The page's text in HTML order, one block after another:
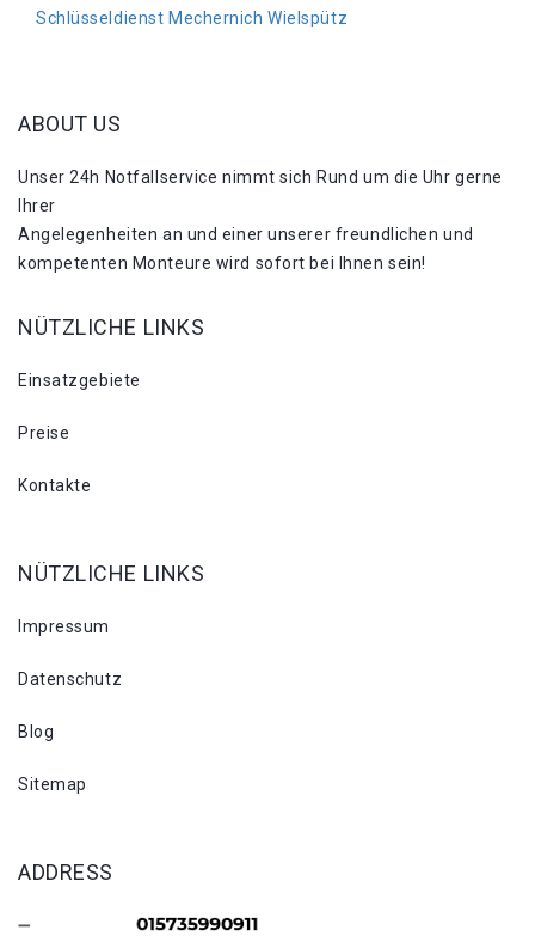
Schlüsseldienst Mechernich Wielspütz
ABOUT US
Unser 24h Notfallservice nimmt sich Rund um die Uhr gerne
Ihrer
Angelegenheiten an und einer unserer freundlichen und
kompetenten Monteure wird sofort bei Ihnen sein!
NÜTZLICHE LINKS
Einsatzgebiete
Preise
Kontakte
NÜTZLICHE LINKS
Impressum
Datenschutz
Blog
Sitemap
ADDRESS